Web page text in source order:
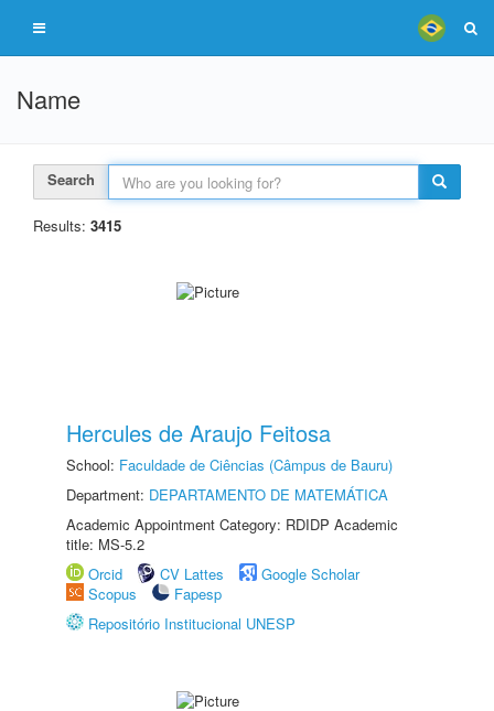
Name
Search
Results: 3415
Hercules de Araujo Feitosa
School: Faculdade de Ciências (Câmpus de Bauru)
Department: DEPARTAMENTO DE MATEMÁTICA
Academic Appointment Category: RDIDP Academic
title: MS-5.2
Orcid
CV Lattes
Google Scholar
Scopus
Fapesp
Repositório Institucional UNESP